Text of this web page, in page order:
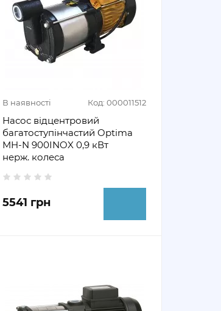
В наявності Код: 000011512
Насос відцентровий
багатоступінчастий Optima
MH-N 900INOX 0,9 кВт
нерж. колеса
5541 грн